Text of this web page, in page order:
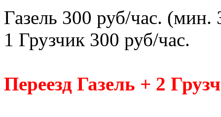
Газель 300 руб/час. (мин.
1 Грузчик 300 руб/час.
Переезд Газель + 2